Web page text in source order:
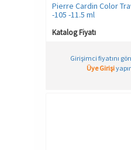
Pierre Cardin Color
-105 -11.5 ml
Katalog Fiyatı
Girişimci fiyatını
Üye Girişi